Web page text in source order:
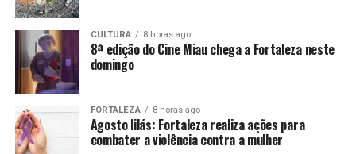
CULTURA 8 horas ago
8ª edição do Cine Miau chega a Fortaleza neste
domingo
FORTALEZA 8 horas ago
Agosto lilás: Fortaleza realiza ações para
combater a violência contra a mulher